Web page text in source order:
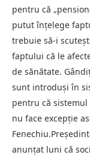
pentru că
putut înţelege
trebuie să-i
faptului că le
de sănătate.
sunt introduşi în
pentru că
nu face excepţie
anunţat luni că